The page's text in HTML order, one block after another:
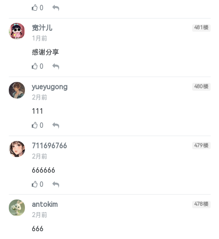
0
宽汁儿
1月前
481楼
感谢分享
0
yueyugong
2月前
480楼
111
0
711696766
2月前
479楼
666666
0
antokim
2月前
478楼
666